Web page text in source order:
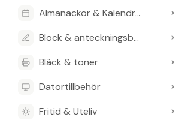
Almanackor & Kalendrar
Block & anteckningsböcker
Bläck & toner
Datortillbehör
Fritid & Uteliv